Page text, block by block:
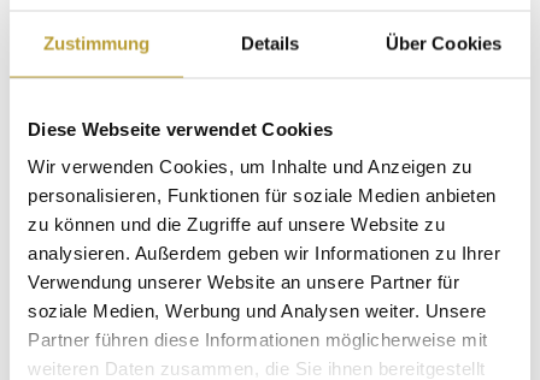
Zustimmung Details Über Cookies
Diese Webseite verwendet Cookies
Wir verwenden Cookies, um Inhalte und Anzeigen zu
personalisieren, Funktionen für soziale Medien anbieten
zu können und die Zugriffe auf unsere Website zu
analysieren. Außerdem geben wir Informationen zu Ihrer
Verwendung unserer Website an unsere Partner für
soziale Medien, Werbung und Analysen weiter. Unsere
Partner führen diese Informationen möglicherweise mit
weiteren Daten zusammen, die Sie ihnen bereitgestellt
hilfreich sein:
Routine schaffen: Versuchen Sie, feste
Zeiten für die Übungen in Ihren Tagesablauf
einzuplanen. Ob morgens oder
nachmittags, eine Regelmäßigkeit hilft, die
Motivation aufrechtzuerhalten.
Gemeinsam trainieren: Suchen Sie sich
einen Trainingspartner oder schließen Sie